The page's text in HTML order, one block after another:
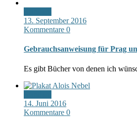
13. September 2016
Kommentare 0
Gebrauchsanweisung für Prag
Es gibt Bücher von denen ich
14. Juni 2016
Kommentare 0